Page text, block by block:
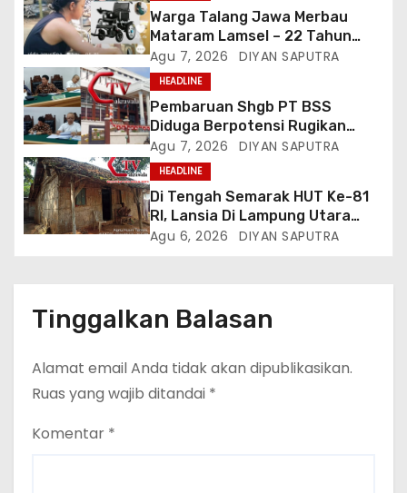
Warga Talang Jawa Merbau
Mataram Lamsel – 22 Tahun
Lumpuh Vina Agustina Viral Di
Tiktok Inginkan Kursi Roda
Listrik, Kepala Perwakilan
Provinsi Lampung Media
Cakrawala Tv Meminta Pemda
Lamsel Bertindak
Agu 7, 2026 DIYAN SAPUTRA
HEADLINE
Pembaruan Shgb PT BSS
Diduga Berpotensi Rugikan
Negara, Kementrian ATR/BPN Di
Gugat Di PTUN Jakarta
Agu 7, 2026 DIYAN SAPUTRA
HEADLINE
Di Tengah Semarak HUT Ke-81
RI, Lansia Di Lampung Utara
Hidup Memprihatinkan
Agu 6, 2026 DIYAN SAPUTRA
Tinggalkan Balasan
Alamat email Anda tidak akan dipublikasikan.
Ruas yang wajib ditandai *
Komentar *